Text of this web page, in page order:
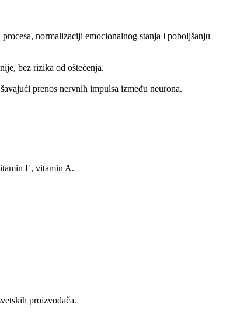
normalizaciji emocionalnog stanja i poboljšanju
bez rizika od oštećenja.
prenos nervnih impulsa između neurona.
E, vitamin A.
proizvođača.